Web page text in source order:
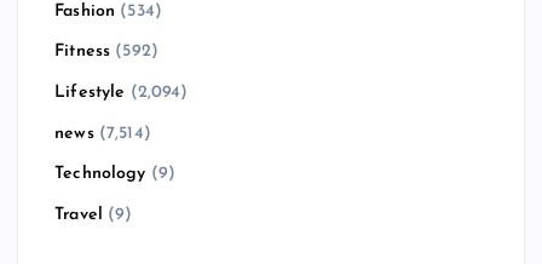
Fashion (534)
Fitness (592)
Lifestyle (2,094)
news(7,514)
Technology (9)
Travel (9)